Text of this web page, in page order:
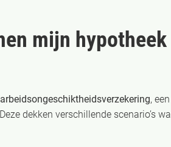
mijn hypotheek
arbeidsongeschiktheidsverzekering, een
dekken verschillende scenario’s